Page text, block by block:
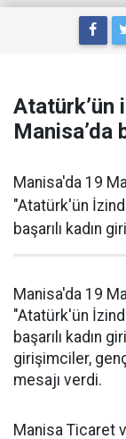
Atatürk’ün
Manisa’da
Manisa'da 19
"Atatürk'ün
başarılı kadın
Manisa'da 19
"Atatürk'ün
başarılı kadın
girişimciler,
mesajı verdi.
Manisa Ticaret